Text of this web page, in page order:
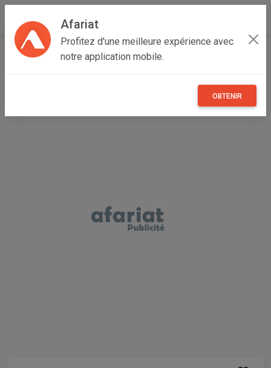
Afariat
Profitez d'une meilleure expérience avec
notre application mobile.
OBTENIR
Accueil Immobilier Cap bon - Sahel